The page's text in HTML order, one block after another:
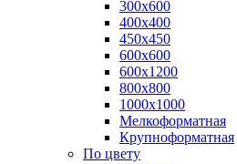
300х600
400х400
450х450
600х600
600х1200
800х800
1000х1000
Мелкоформатная
Крупноформатная
По цвету